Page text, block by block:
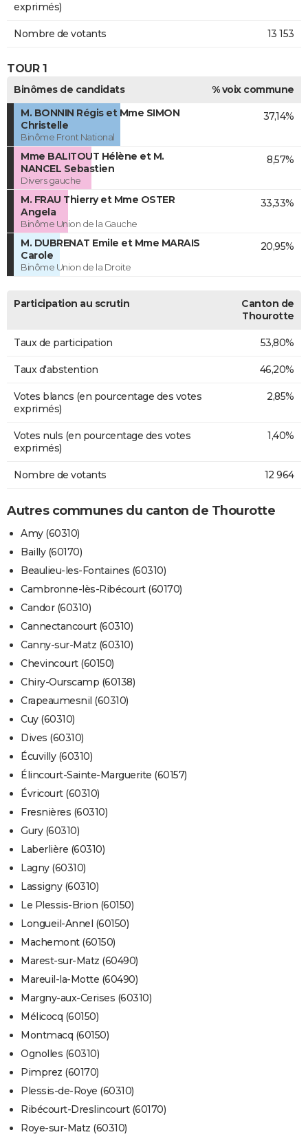
exprimés)
Nombre de votants 13 153
TOUR 1
Binômes de candidats
% voix commune
M. BONNIN Régis et Mme SIMON
Christelle
Binôme Front National
37,14%
Mme BALITOUT Hélène et M.
NANCEL Sebastien
Divers gauche
8,57%
M. FRAU Thierry et Mme OSTER
Angela
Binôme Union de la Gauche
33,33%
M. DUBRENAT Emile et Mme MARAIS
Carole
Binôme Union de la Droite
20,95%
Participation au scrutin
Canton de
Thourotte
Taux de participation 53,80%
Taux d'abstention 46,20%
Votes blancs (en pourcentage des votes
exprimés)
2,85%
Votes nuls (en pourcentage des votes
exprimés)
1,40%
Nombre de votants 12 964
Autres communes du canton de Thourotte
Amy (60310)
Bailly (60170)
Beaulieu-les-Fontaines (60310)
Cambronne-lès-Ribécourt (60170)
Candor (60310)
Cannectancourt (60310)
Canny-sur-Matz (60310)
Chevincourt (60150)
Chiry-Ourscamp (60138)
Crapeaumesnil (60310)
Cuy (60310)
Dives (60310)
Écuvilly (60310)
Élincourt-Sainte-Marguerite (60157)
Évricourt (60310)
Fresnières (60310)
Gury (60310)
Laberlière (60310)
Lagny (60310)
Lassigny (60310)
Le Plessis-Brion (60150)
Longueil-Annel (60150)
Machemont (60150)
Marest-sur-Matz (60490)
Mareuil-la-Motte (60490)
Margny-aux-Cerises (60310)
Mélicocq (60150)
Montmacq (60150)
Ognolles (60310)
Pimprez (60170)
Plessis-de-Roye (60310)
Ribécourt-Dreslincourt (60170)
Roye-sur-Matz (60310)